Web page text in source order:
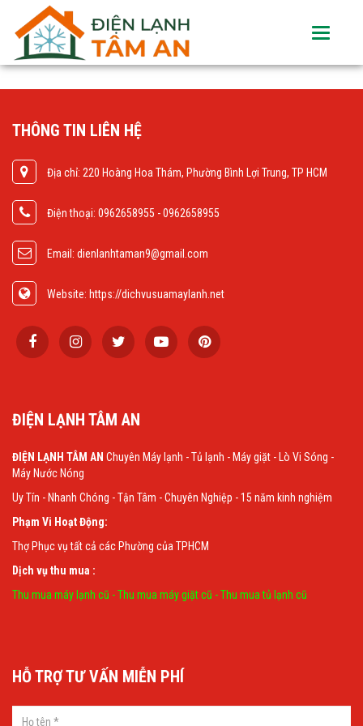
Toggle
THÔNG TIN LIÊN HỆ
Địa chỉ: 220 Hoàng Hoa Thám, Phường Bình Lợi Trung, TP HCM
Điện thoại: 0962658955 - 0962658955
Email: dienlanhtaman9@gmail.com
Website: https://dichvusuamaylanh.net
ĐIỆN LẠNH TÂM AN
ĐIỆN LẠNH TÂM AN Chuyên Máy lạnh - Tủ lạnh - Máy giặt - Lò Vi Sóng -
Máy Nước Nóng
Uy Tín - Nhanh Chóng - Tận Tâm - Chuyên Nghiệp - 15 năm kinh nghiệm
Phạm Vi Hoạt Động:
Thợ Phục vụ tất cả các Phường của TPHCM
Dịch vụ thu mua :
Thu mua máy lạnh cũ -Thu mua máy giặt cũ -Thu mua tủ lạnh cũ
HỖ TRỢ TƯ VẤN MIỄN PHÍ